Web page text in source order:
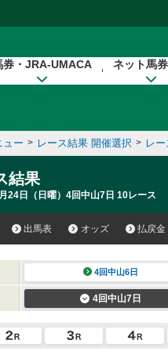
券・JRA-UMACA ネット馬
ュー > レース結果 開催選択 > レ
結果
24日（日曜）4回中山7日 10レース
出馬表 オッズ 払戻金
4回中山6日
4回中山7日